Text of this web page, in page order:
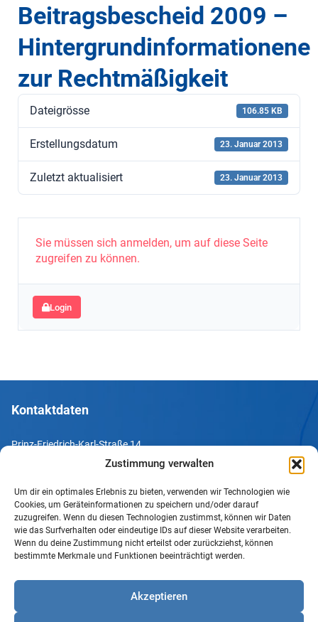
Zustimmung verwalten
Um dir ein optimales Erlebnis zu bieten, verwenden wir Technologien wie
Cookies, um Geräteinformationen zu speichern und/oder darauf
zuzugreifen. Wenn du diesen Technologien zustimmst, können wir Daten
wie das Surfverhalten oder eindeutige IDs auf dieser Website verarbeiten.
Wenn du deine Zustimmung nicht erteilst oder zurückziehst, können
bestimmte Merkmale und Funktionen beeinträchtigt werden.
Akzeptieren
Beitragsbescheid 2009 –
Hintergrundinformationene
zur Rechtmäßigkeit
Dateigrösse 106.85 KB
Erstellungsdatum 23. Januar 2013
Zuletzt aktualisiert 23. Januar 2013
Sie müssen sich anmelden, um auf diese Seite
zugreifen zu können.
Login
Kontaktdaten
Prinz-Friedrich-Karl-Straße 14
Tel. +49 231 952052-10
Fax +49 231 952052-60
e-Mail info@uv-do.de
Internet www.uv-do.de
Impressum